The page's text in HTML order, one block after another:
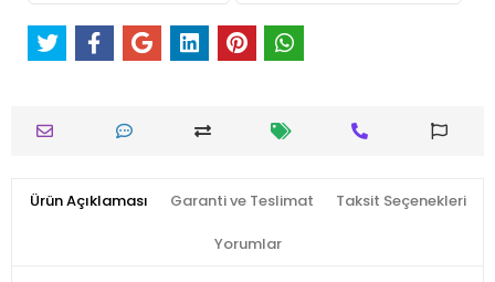
Ürün Açıklaması Garanti ve Teslimat Taksit Seçenekleri
Yorumlar